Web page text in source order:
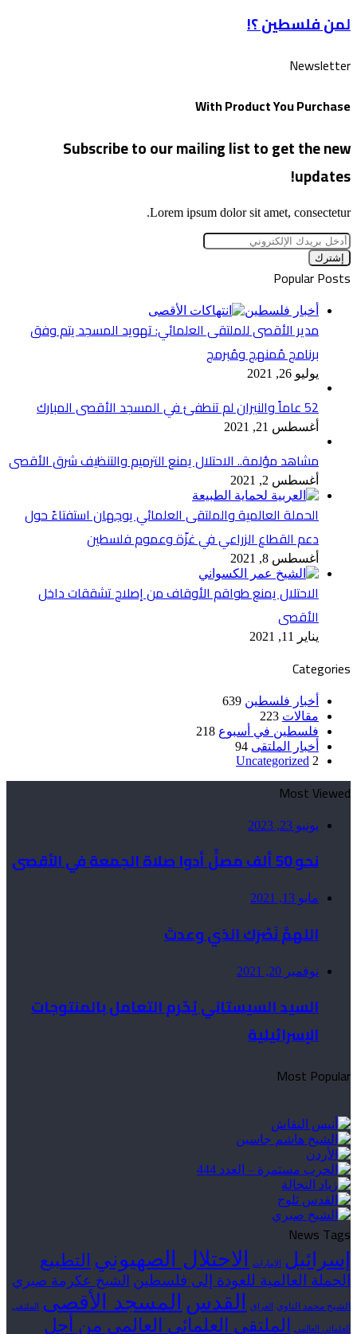
؟!
لمن فلسطين ؟!
Newsletter
With Product You Purchase
Subscribe to our mailing list to get the new
updates!
Lorem ipsum dolor sit amet, consectetur.
أدخل
بريدك
الإلكتروني
Popular Posts
أخبار فلسطين
مدير الأقصى للملتقى العلمائي: تهويد المسجد يتم وفق
برنامج مُمنهج ومُبرمج
يوليو 26, 2021
52 عاماً والنيران لم تنطفئ في المسجد الأقصى المبارك
أغسطس 21, 2021
مشاهد مؤلمة.. الاحتلال يمنع الترميم والتنظيف شرق الأقصى
أغسطس 2, 2021
الحملة العالمية والملتقى العلمائي يوجهان استفتاءً حول
دعم القطاع الزراعي في غزّة وعموم فلسطين
أغسطس 8, 2021
الاحتلال يمنع طواقم الأوقاف من إصلاح تشققات داخل
الأقصى
يناير 11, 2021
Categories
أخبار فلسطين 639
مقالات 223
فلسطين في أسبوع 218
أخبار الملتقى 94
Uncategorized 2
Most Viewed
يونيو 23, 2023
نحو 50 ألف مصلٍّ أدوا صلاة الجمعة في الأقصى
مايو 13, 2021
اللهمَّ نَصْرَك الذي وعدتَ
نوفمبر 20, 2021
السيد السيستاني يُحّرم التعامل بالمنتوجات
الإسرائيلية
Most Popular
News Tags
إسرائيل الإمارات الاحتلال الصهيوني التطبيع
الحملة العالمية للعودة إلى فلسطين الشيخ عكرمة صبري
الشيخ محمد الناوي العراق القدس المسجد الأقصى الملتقى
العلمائي العالمي الملتقى العلمائي العالمي من أجل